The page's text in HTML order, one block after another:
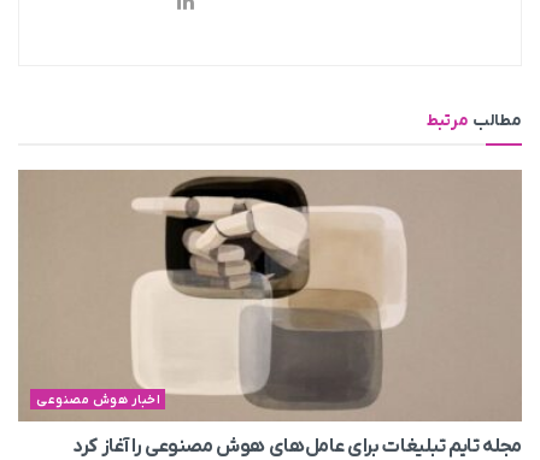
مطالب مرتبط
اخبار هوش مصنوعی
مجله تایم تبلیغات برای عامل‌های هوش مصنوعی را آغاز کرد